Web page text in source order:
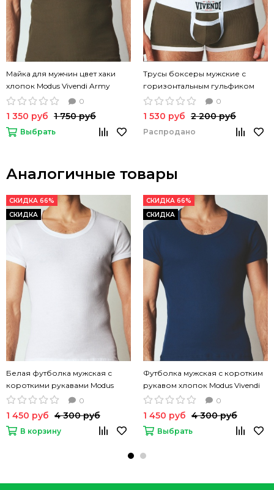
Майка для мужчин цвет хаки
хлопок Modus Vivendi Army
tanktop
0
1 350 руб 1 750 руб
Выбрать
Трусы боксеры мужские с
горизонтальным гульфиком
Army Boxer Khaki
0
1 530 руб 2 200 руб
Распродано
Аналогичные товары
СКИДКА 66%
СКИДКА
Белая футболка мужская с
короткими рукавами Modus
Vivendi Аrmy t-shirt однотонная
0
1 450 руб 4 300 руб
В корзину
СКИДКА 66%
СКИДКА
Футболка мужская с коротким
рукавом хлопок Modus Vivendi
Аrmy t-shirt в рубчик темно-
0
1 450 руб 4 300 руб
Выбрать